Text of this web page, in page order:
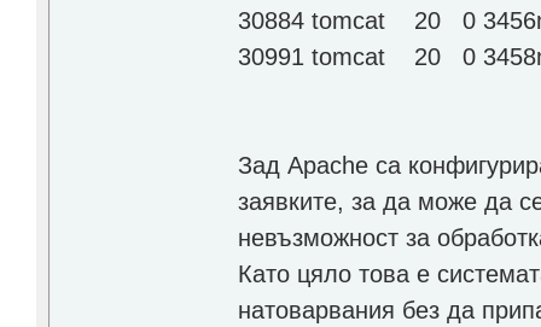
30884 tomcat 20 0
30991 tomcat 20 0
Зад Apache са
заявките, за да може да
невъзможност за
Като цяло това е
натоварвания без да